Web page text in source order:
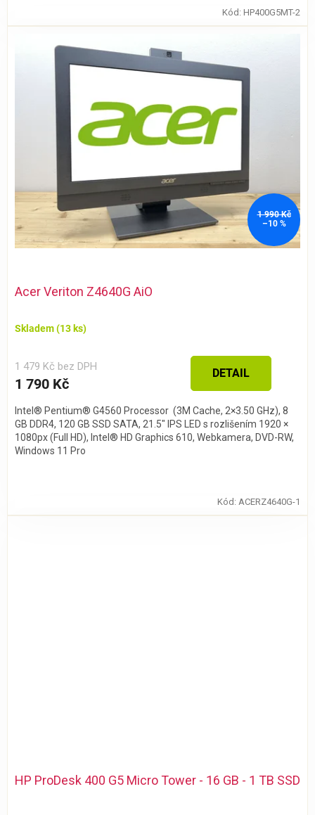
Kód: HP400G5MT-2
1 990 Kč
–10 %
Acer Veriton Z4640G AiO
produktu
5,0
Skladem(13 ks)
1 479 Kč bez DPH
1 790 Kč
DETAIL
Intel® Pentium® G4560 Processor (3M Cache, 2×3.50 GHz), 8
GB DDR4, 120 GB SSD SATA, 21.5″ IPS LED s rozlišením 1920 ×
1080px (Full HD), Intel® HD Graphics 610, Webkamera, DVD-RW,
Windows 11 Pro
Kód: ACERZ4640G-1
HP ProDesk 400 G5 Micro Tower - 16 GB - 1 TB SSD